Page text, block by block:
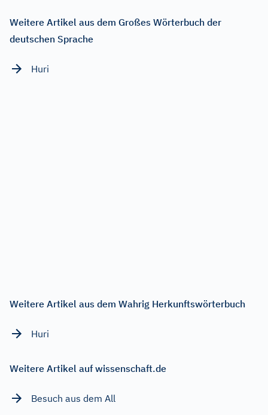
Weitere Artikel aus dem Großes Wörterbuch der
deutschen Sprache
Huri
Weitere Artikel aus dem Wahrig Herkunftswörterbuch
Huri
Weitere Artikel auf wissenschaft.de
Besuch aus dem All